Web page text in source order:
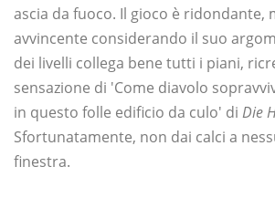
ascia da fuoco. Il gioco è ridondante,
avvincente considerando il suo
dei livelli collega bene tutti i piani,
sensazione di 'Come diavolo
in questo folle edificio da culo' di Die
Sfortunatamente, non dai calci a
finestra.